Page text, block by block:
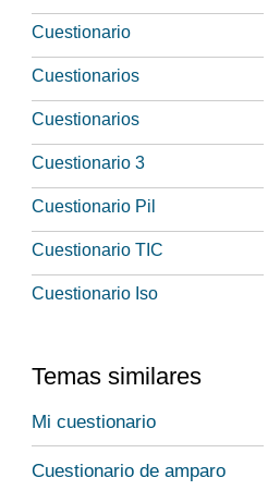
Cuestionario
Cuestionarios
Cuestionarios
Cuestionario 3
Cuestionario Pil
Cuestionario TIC
Cuestionario Iso
Temas similares
Mi cuestionario
Cuestionario de amparo